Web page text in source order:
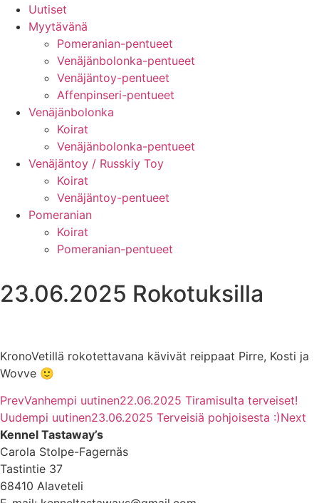
Uutiset
Myytävänä
Pomeranian-pentueet
Venäjänbolonka-pentueet
Venäjäntoy-pentueet
Affenpinseri-pentueet
Venäjänbolonka
Koirat
Venäjänbolonka-pentueet
Venäjäntoy / Russkiy Toy
Koirat
Venäjäntoy-pentueet
Pomeranian
Koirat
Pomeranian-pentueet
23.06.2025 Rokotuksilla
KronoVetillä rokotettavana kävivät reippaat Pirre, Kosti ja
Wovve 🙂
PrevVanhempi uutinen22.06.2025 Tiramisulta terveiset!
Uudempi uutinen23.06.2025 Terveisiä pohjoisesta :)Next
Kennel Tastaway’s
Carola Stolpe-Fagernäs
Tastintie 37
68410 Alaveteli